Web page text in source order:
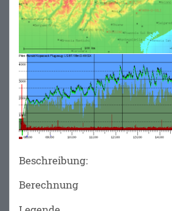
Beschreibung:
Berechnung